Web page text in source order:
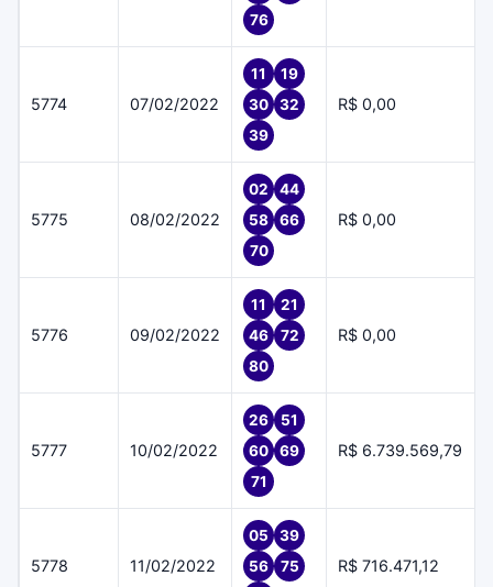
76
5774 07/02/2022
11
19
30
32
39
R$ 0,00
5775 08/02/2022
02
44
58
66
70
R$ 0,00
5776 09/02/2022
11
21
46
72
80
R$ 0,00
5777 10/02/2022
26
51
60
69
71
R$ 6.739.569,79
5778 11/02/2022
05
39
56
75
R$ 716.471,12